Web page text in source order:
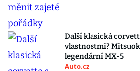
Další klasická
vlastnostmi?
legendární MX-5
Auto.cz